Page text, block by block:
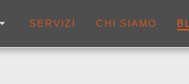
SERVIZI CHI SIAMO